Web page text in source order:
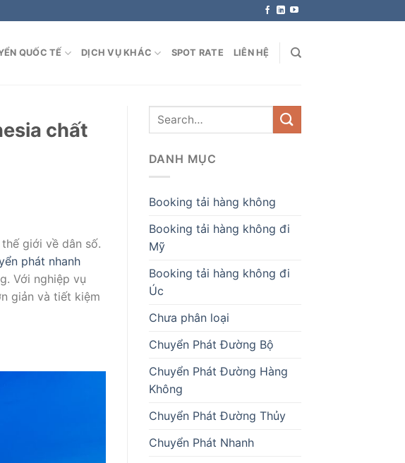
QUỐC TẾ DỊCH VỤ KHÁC SPOT RATE LIÊN HỆ
chất
giới về dân số.
phát nhanh
Với nghiệp vụ
giản và tiết kiệm
DANH MỤC
Booking tải hàng không
Booking tải hàng không đi
Mỹ
Booking tải hàng không đi
Úc
Chưa phân loại
Chuyển Phát Đường Bộ
Chuyển Phát Đường Hàng
Không
Chuyển Phát Đường Thủy
Chuyển Phát Nhanh